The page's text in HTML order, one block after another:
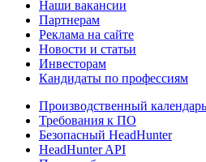
Наши вакансии
Партнерам
Реклама на сайте
Новости и статьи
Инвесторам
Кандидаты по профессиям
Производственный календарь
Требования к ПО
Безопасный HeadHunter
HeadHunter API